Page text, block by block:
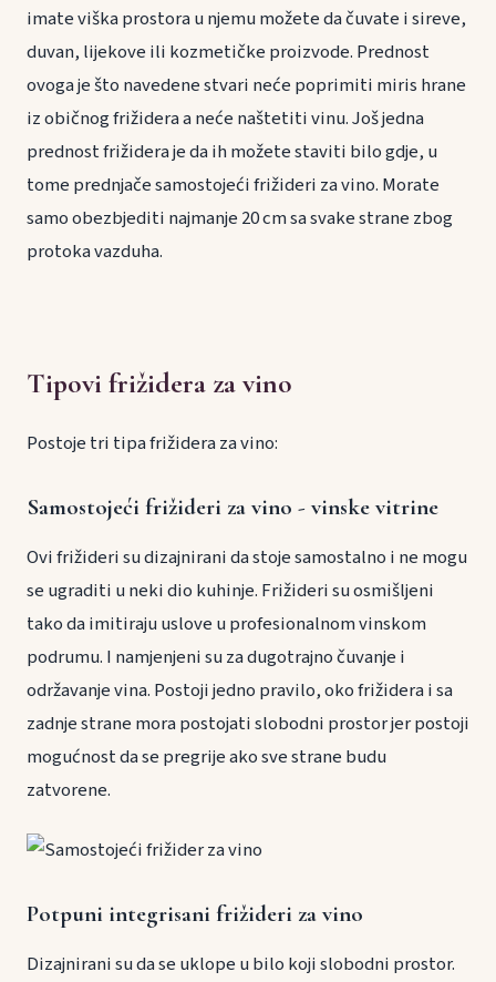
imate viška prostora u njemu možete da čuvate i sireve,
duvan, lijekove ili kozmetičke proizvode. Prednost
ovoga je što navedene stvari neće poprimiti miris hrane
iz običnog frižidera a neće naštetiti vinu. Još jedna
prednost frižidera je da ih možete staviti bilo gdje, u
tome prednjače samostojeći frižideri za vino. Morate
samo obezbjediti najmanje 20 cm sa svake strane zbog
protoka vazduha.
Tipovi frižidera za vino
Postoje tri tipa frižidera za vino:
Samostojeći frižideri za vino - vinske vitrine
Ovi frižideri su dizajnirani da stoje samostalno i ne mogu
se ugraditi u neki dio kuhinje. Frižideri su osmišljeni
tako da imitiraju uslove u profesionalnom vinskom
podrumu. I namjenjeni su za dugotrajno čuvanje i
održavanje vina. Postoji jedno pravilo, oko frižidera i sa
zadnje strane mora postojati slobodni prostor jer postoji
mogućnost da se pregrije ako sve strane budu
zatvorene.
Potpuni integrisani frižideri za vino
Dizajnirani su da se uklope u bilo koji slobodni prostor.